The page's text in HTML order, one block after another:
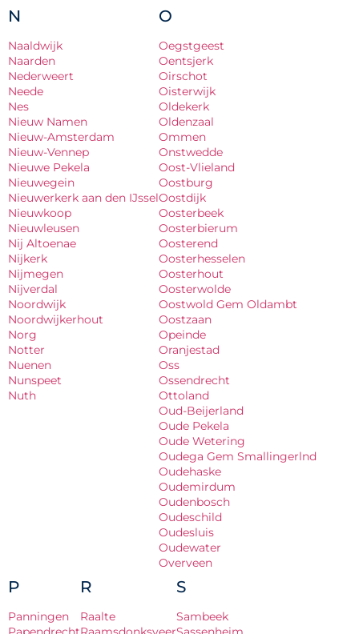
N
Naaldwijk
Naarden
Nederweert
Neede
Nes
Nieuw Namen
Nieuw-Amsterdam
Nieuw-Vennep
Nieuwe Pekela
Nieuwegein
Nieuwerkerk aan den IJssel
Nieuwkoop
Nieuwleusen
Nij Altoenae
Nijkerk
Nijmegen
Nijverdal
Noordwijk
Noordwijkerhout
Norg
Notter
Nuenen
Nunspeet
Nuth
O
Oegstgeest
Oentsjerk
Oirschot
Oisterwijk
Oldekerk
Oldenzaal
Ommen
Onstwedde
Oost-Vlieland
Oostburg
Oostdijk
Oosterbeek
Oosterbierum
Oosterend
Oosterhesselen
Oosterhout
Oosterwolde
Oostwold Gem Oldambt
Oostzaan
Opeinde
Oranjestad
Oss
Ossendrecht
Ottoland
Oud-Beijerland
Oude Pekela
Oude Wetering
Oudega Gem Smallingerlnd
Oudehaske
Oudemirdum
Oudenbosch
Oudeschild
Oudesluis
Oudewater
Overveen
P
Panningen
R
Raalte
S
Sambeek